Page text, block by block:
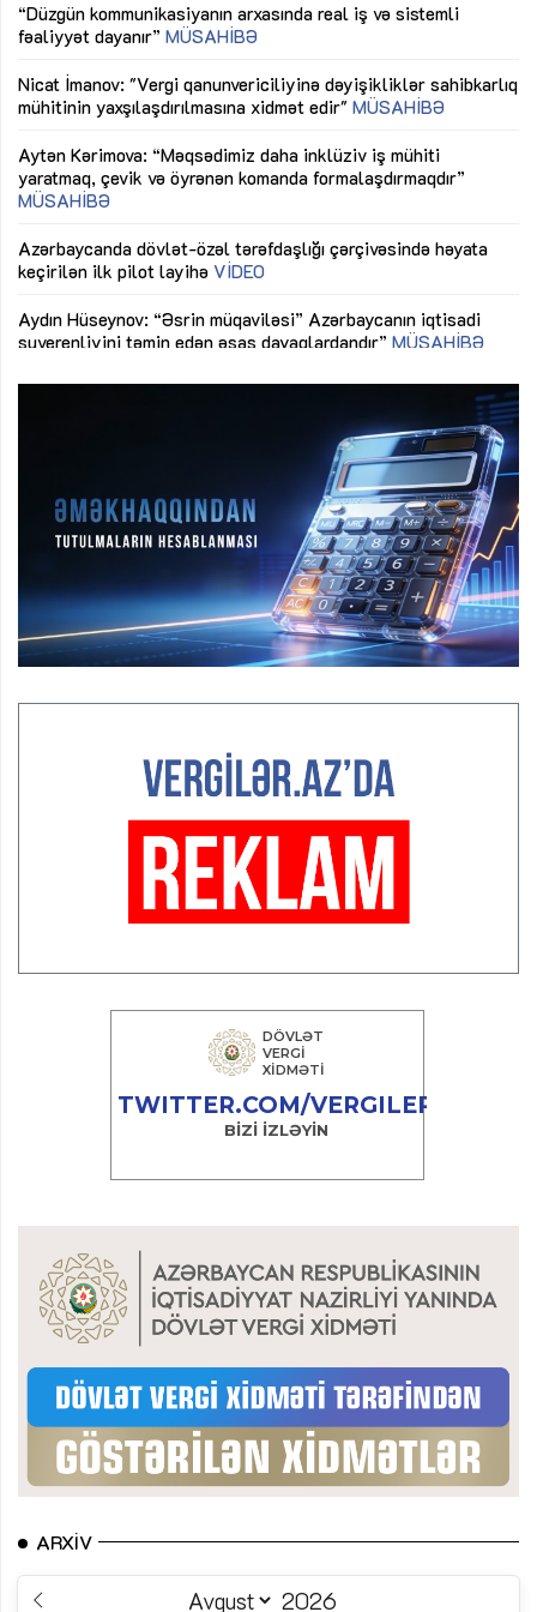
fəaliyyət dayanır”MÜSAHİBƏ
mühitinin yaxşılaşdırılmasına xidmət edir"MÜSAHİBƏ
yaratmaq, çevik və öyrənən komanda formalaşdırmaqdır”
MÜSAHİBƏ
keçirilən ilk pilot layihəVİDEO
suverenliyini təmin edən əsas dayaqlardandır”MÜSAHİBƏ
ARXIV